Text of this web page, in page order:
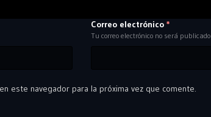
Correo electrónico *
Tu correo electrónico no será publicado
este navegador para la próxima vez que comente.